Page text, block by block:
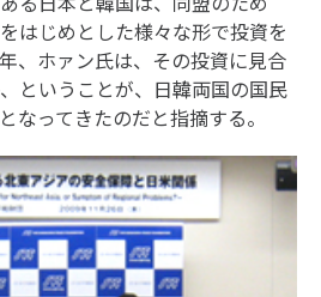
はじめとした様々な形で投資を
、ホァン氏は、その投資に見合
ということが、日韓両国の国民
なってきたのだと指摘する。